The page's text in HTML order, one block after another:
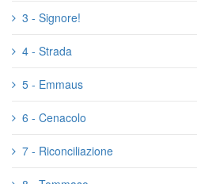
3 - Signore!
4 - Strada
5 - Emmaus
6 - Cenacolo
7 - Riconciliazione